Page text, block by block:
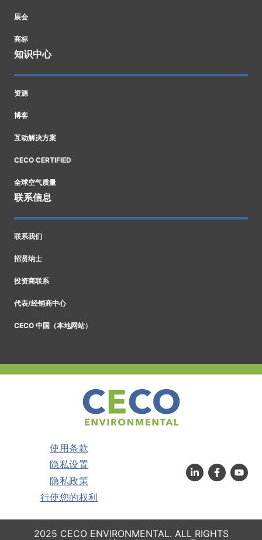
展会
商标
知识中心
资源
博客
互动解决方案
CECO CERTIFIED
全球空气质量
联系信息
联系我们
招贤纳士
投资商联系
代表/经销商中心
CECO 中国（本地网站）
使用条款
隐私设置
隐私政策
行使您的权利
2025 CECO ENVIRONMENTAL. ALL RIGHTS